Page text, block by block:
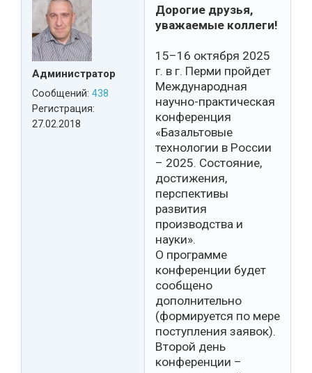
Администратор
Сообщений: 438
Регистрация:
27.02.2018
Дорогие друзья,
уважаемые коллеги!
15–16 октября 2025
г. в г. Перми пройдет
Международная
научно-практическая
конференция
«Базальтовые
технологии в России
– 2025. Состояние,
достижения,
перспективы
развития
производства и
науки».
О программе
конференции будет
сообщено
дополнительно
(формируется по мере
поступления заявок).
Второй день
конференции –